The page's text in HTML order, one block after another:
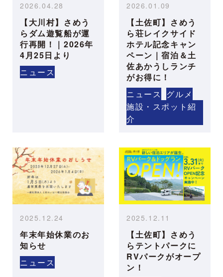
【大川村】さめう
らダム遊覧船が運
行再開！｜2026年
4月25日より
2026.04.28
ニュース
【土佐町】さめう
ら荘レイクサイド
ホテル記念キャン
ペーン｜宿泊＆土
佐あかうしランチ
がお得に！
2026.01.09
ニュース
グルメ
施設・スポット紹
介
年末年始休業のお
知らせ
2025.12.24
ニュース
【土佐町】さめう
らテントパークに
RVパークがオープ
ン！
2025.12.11